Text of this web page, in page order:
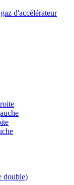
d'accélérateur
double)